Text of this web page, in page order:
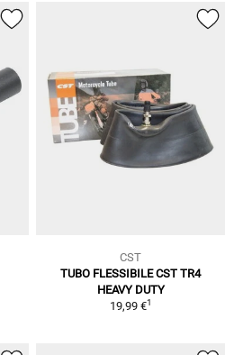
CST
TUBO FLESSIBILE CST TR4
HEAVY DUTY
19,99 €1